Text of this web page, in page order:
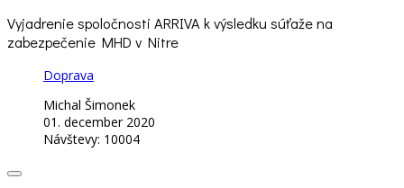
Vyjadrenie spoločnosti ARRIVA k výsledku súťaže na
zabezpečenie MHD v Nitre
Doprava
Michal Šimonek
01. december 2020
Návštevy: 10004